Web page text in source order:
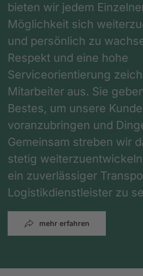
bieten wir jedem
Möglichkeit sich
und persönlich zu
Respekt und eine hohe
Serviceorientierung
Mitarbeiter aus. Sie
Bestes, um unsere
voranzubringen und
Gemeinsam streben wir
stetig
ein zuverlässiger
Logistikdienstleister zu
mehr erfahren